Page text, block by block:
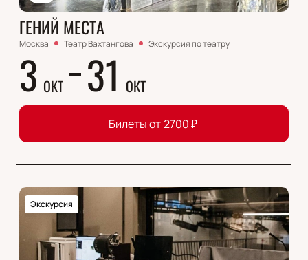
ГЕНИЙ МЕСТА
Москва Театр Вахтангова Экскурсия по театру
3 ОКТ 31 ОКТ
Билеты от 2700₽
Экскурсия